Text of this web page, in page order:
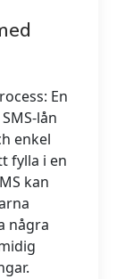
En
lån
enkel
fylla i en
kan
några